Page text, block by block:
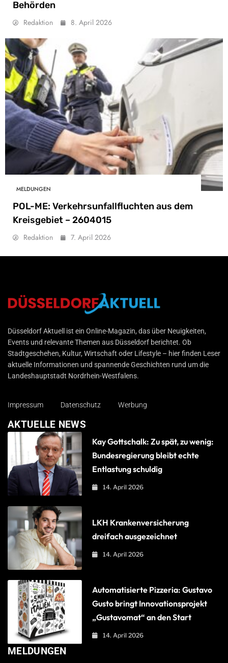
Behörden
Redaktion 8. April 2026
MELDUNGEN
POL-ME: Verkehrsunfallfluchten aus dem
Kreisgebiet – 2604015
Redaktion 7. April 2026
Düsseldorf Aktuell
Düsseldorf Aktuell ist ein Online-Magazin, das über Neuigkeiten,
Events und relevante Themen aus Düsseldorf berichtet. Ob
Stadtgeschehen, Kultur, Wirtschaft oder Lifestyle – hier finden Leser
aktuelle Informationen und spannende Geschichten rund um die
Landeshauptstadt Nordrhein-Westfalens.
Impressum Datenschutz Werbung
AKTUELLE NEWS
Kay Gottschalk: Zu spät, zu wenig:
Bundesregierung bleibt echte
Entlastung schuldig
14. April 2026
LKH Krankenversicherung
dreifach ausgezeichnet
14. April 2026
Automatisierte Pizzeria: Gustavo
Gusto bringt Innovationsprojekt
„Gustavomat“ an den Start
14. April 2026
MELDUNGEN